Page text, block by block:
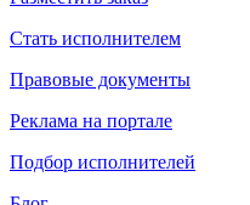
Стать исполнителем
Правовые документы
Реклама на портале
Подбор исполнителей